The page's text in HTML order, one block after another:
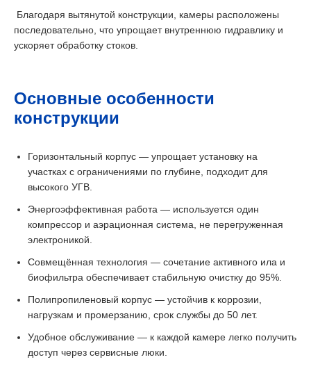
Благодаря вытянутой конструкции, камеры расположены
последовательно, что упрощает внутреннюю гидравлику и
ускоряет обработку стоков.
Основные особенности
конструкции
Горизонтальный корпус — упрощает установку на
участках с ограничениями по глубине, подходит для
высокого УГВ.
Энергоэффективная работа — используется один
компрессор и аэрационная система, не перегруженная
электроникой.
Совмещённая технология — сочетание активного ила и
биофильтра обеспечивает стабильную очистку до 95%.
Полипропиленовый корпус — устойчив к коррозии,
нагрузкам и промерзанию, срок службы до 50 лет.
Удобное обслуживание — к каждой камере легко получить
доступ через сервисные люки.